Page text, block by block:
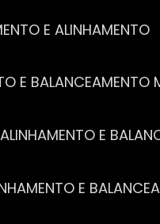
E ALINHAMENTO
E BALANCEAMENTO
ALINHAMENTO E
E